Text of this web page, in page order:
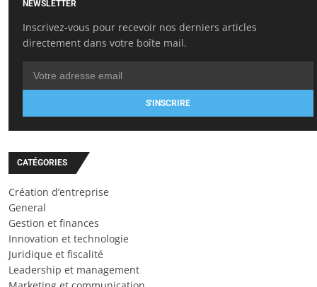
NEWSLETTER
Inscrivez-vous pour recevoir nos derniers articles
directement dans votre boîte mail.
S'INSCRIRE
CATÉGORIES
Création d’entreprise
General
Gestion et finances
Innovation et technologie
Juridique et fiscalité
Leadership et management